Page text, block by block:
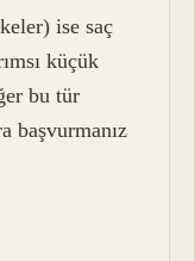
ise saç
küçük
bu tür
başvurmanız